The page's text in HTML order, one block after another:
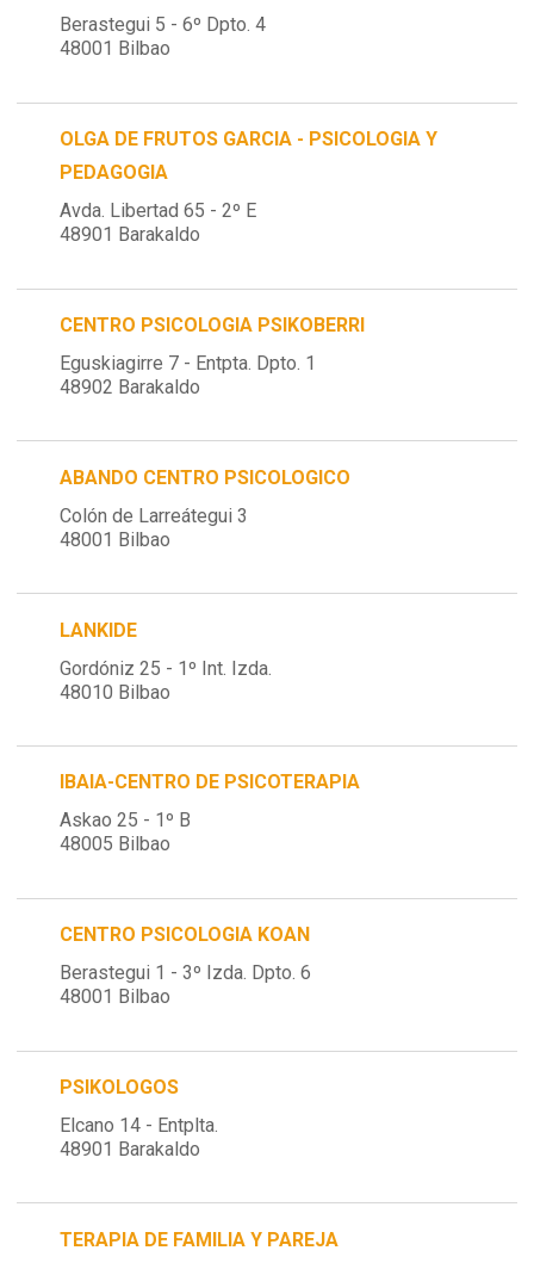
Berastegui 5 - 6º Dpto. 4
48001 Bilbao
OLGA DE FRUTOS GARCIA - PSICOLOGIA Y
PEDAGOGIA
Avda. Libertad 65 - 2º E
48901 Barakaldo
CENTRO PSICOLOGIA PSIKOBERRI
Eguskiagirre 7 - Entpta. Dpto. 1
48902 Barakaldo
ABANDO CENTRO PSICOLOGICO
Colón de Larreátegui 3
48001 Bilbao
LANKIDE
Gordóniz 25 - 1º Int. Izda.
48010 Bilbao
IBAIA-CENTRO DE PSICOTERAPIA
Askao 25 - 1º B
48005 Bilbao
CENTRO PSICOLOGIA KOAN
Berastegui 1 - 3º Izda. Dpto. 6
48001 Bilbao
PSIKOLOGOS
Elcano 14 - Entplta.
48901 Barakaldo
TERAPIA DE FAMILIA Y PAREJA